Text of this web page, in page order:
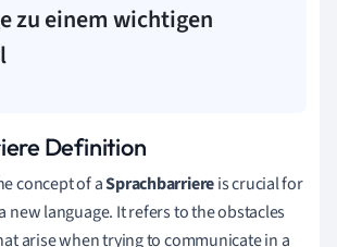
zu einem wichtigen
Definition
concept of aSprachbarriereis crucial for
new language. It refers to the obstacles
arise when trying to communicate in a